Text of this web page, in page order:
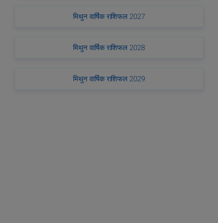
मिथुन वार्षिक राशिफल 2027
मिथुन वार्षिक राशिफल 2028
मिथुन वार्षिक राशिफल 2029